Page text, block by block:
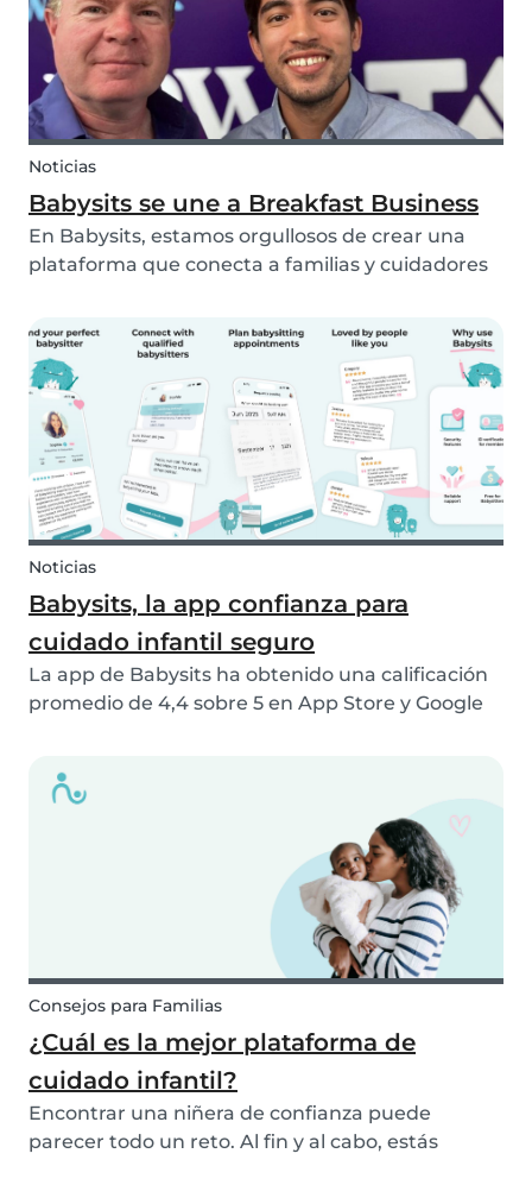
Noticias
Babysits se une a Breakfast Business
En Babysits, estamos orgullosos de crear una
plataforma que conecta a familias y cuidadores
tuvimos la oportunidad de compartir más sobre
nuestro reco...
Noticias
Babysits, la app confianza para
cuidado infantil seguro
La app de Babysits ha obtenido una calificación
promedio de 4,4 sobre 5 en App Store y Google
experiencias positivas de familias y niñeras de
Consejos para Familias
¿Cuál es la mejor plataforma de
cuidado infantil?
Encontrar una niñera de confianza puede
parecer todo un reto. Al fin y al cabo, estás